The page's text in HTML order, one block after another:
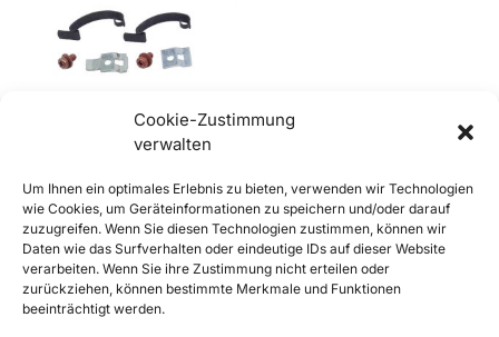
Cookie-Zustimmung
verwalten
Um Ihnen ein optimales Erlebnis zu bieten, verwenden wir Technologien
wie Cookies, um Geräteinformationen zu speichern und/oder darauf
zuzugreifen. Wenn Sie diesen Technologien zustimmen, können wir
Daten wie das Surfverhalten oder eindeutige IDs auf dieser Website
verarbeiten. Wenn Sie ihre Zustimmung nicht erteilen oder
zurückziehen, können bestimmte Merkmale und Funktionen
beeinträchtigt werden.
Zündverteiler Clips für 356
€29,90 inkl. Mwst
Enthält 20% Mwst
zzgl.Versand
Lieferzeit: ca. 10 Werktage